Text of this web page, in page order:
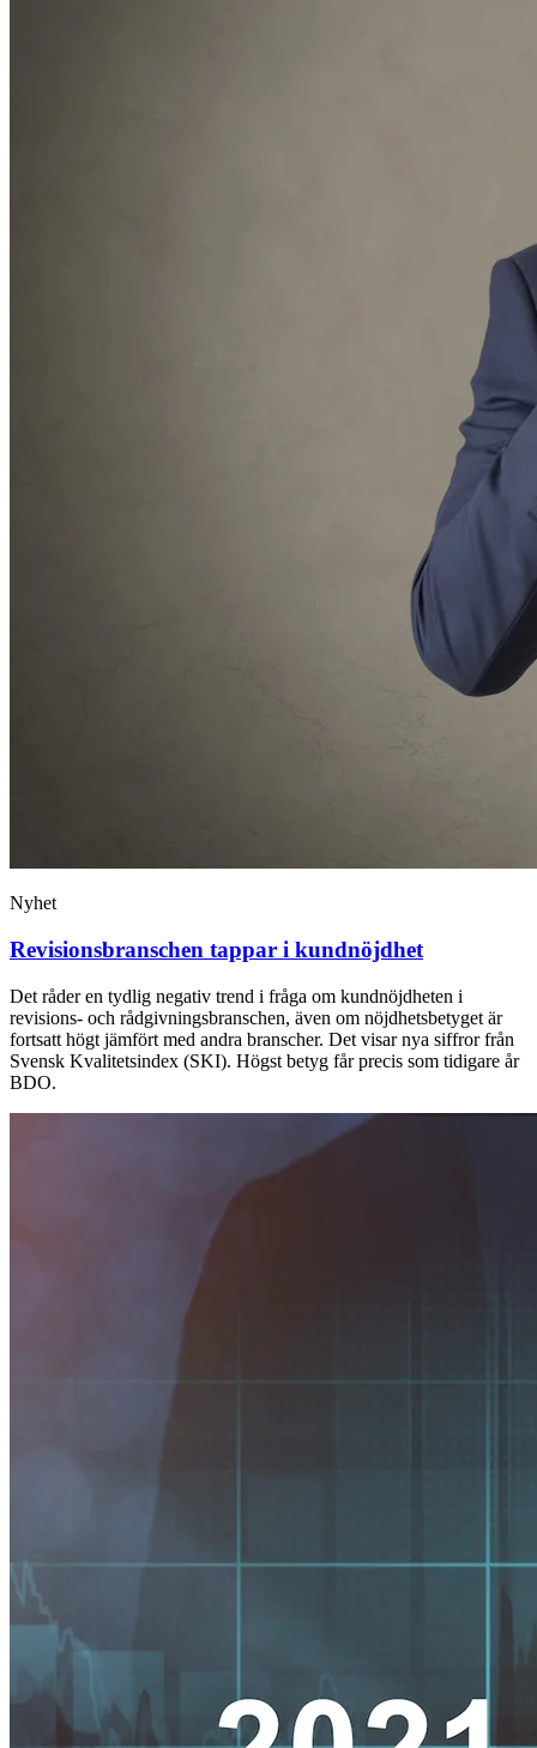
Nyhet
Revisionsbranschen tappar i kundnöjdhet
Det råder en tydlig negativ trend i fråga om kundnöjdheten i
revisions- och rådgivningsbranschen, även om nöjdhetsbetyget är
fortsatt högt jämfört med andra branscher. Det visar nya siffror från
Svensk Kvalitetsindex (SKI). Högst betyg får precis som tidigare år
BDO.